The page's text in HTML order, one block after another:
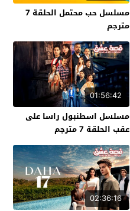
مسلسل حب محتمل الحلقة 7
مترجم
01:56:42
مسلسل اسطنبول راسا على
عقب الحلقة 7 مترجم
02:36:16